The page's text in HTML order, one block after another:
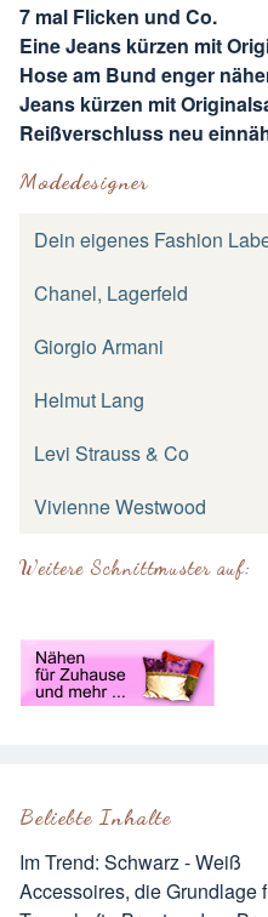
Beliebte Inhalte
Im Trend: Schwarz - Weiß
Accessoires, die Grundlage
7 mal Flicken und Co.
Eine Jeans kürzen mit
Hose am Bund enger
Jeans kürzen mit
Reißverschluss neu
Modedesigner
Dein eigenes Fashion
Chanel, Lagerfeld
Giorgio Armani
Helmut Lang
Levi Strauss & Co
Vivienne Westwood
Weitere Schnittmuster auf: